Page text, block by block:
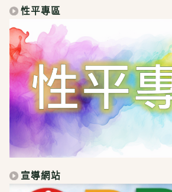
性平專區
宣導網站